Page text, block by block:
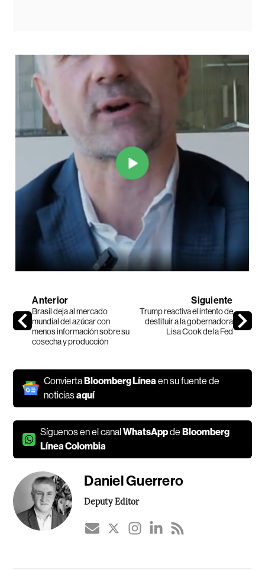
Anterior
Brasil deja al mercado
mundial del azúcar con
menos información sobre su
cosecha y producción
Siguiente
Trump reactiva el intento de
destituir a la gobernadora
Lisa Cook de la Fed
ConviertaBloomberg Línea en su fuente de
noticiasaquí
Síguenos en el canalWhatsAppdeBloomberg
Línea Colombia
Daniel Guerrero
Deputy Editor